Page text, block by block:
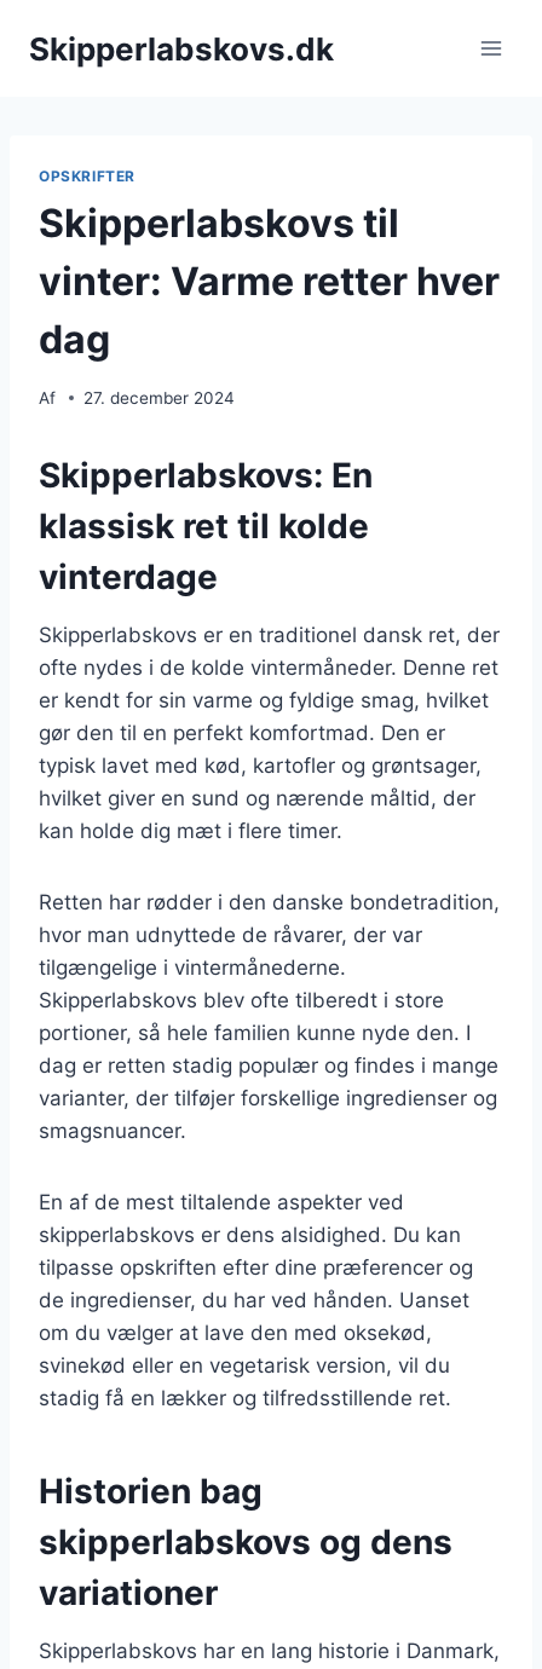
Skipperlabskovs.dk
OPSKRIFTER
Skipperlabskovs til
vinter: Varme retter hver
dag
Af 27. december 2024
Skipperlabskovs: En
klassisk ret til kolde
vinterdage
Skipperlabskovs er en traditionel dansk ret, der
ofte nydes i de kolde vintermåneder. Denne ret
er kendt for sin varme og fyldige smag, hvilket
gør den til en perfekt komfortmad. Den er
typisk lavet med kød, kartofler og grøntsager,
hvilket giver en sund og nærende måltid, der
kan holde dig mæt i flere timer.
Retten har rødder i den danske bondetradition,
hvor man udnyttede de råvarer, der var
tilgængelige i vintermånederne.
Skipperlabskovs blev ofte tilberedt i store
portioner, så hele familien kunne nyde den. I
dag er retten stadig populær og findes i mange
varianter, der tilføjer forskellige ingredienser og
smagsnuancer.
En af de mest tiltalende aspekter ved
skipperlabskovs er dens alsidighed. Du kan
tilpasse opskriften efter dine præferencer og
de ingredienser, du har ved hånden. Uanset
om du vælger at lave den med oksekød,
svinekød eller en vegetarisk version, vil du
stadig få en lækker og tilfredsstillende ret.
Historien bag
skipperlabskovs og dens
variationer
Skipperlabskovs har en lang historie i Danmark,